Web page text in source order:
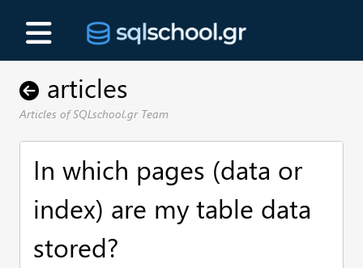
articles
Articles of SQLschool.gr Team
In which pages (data or
index) are my table data
stored?